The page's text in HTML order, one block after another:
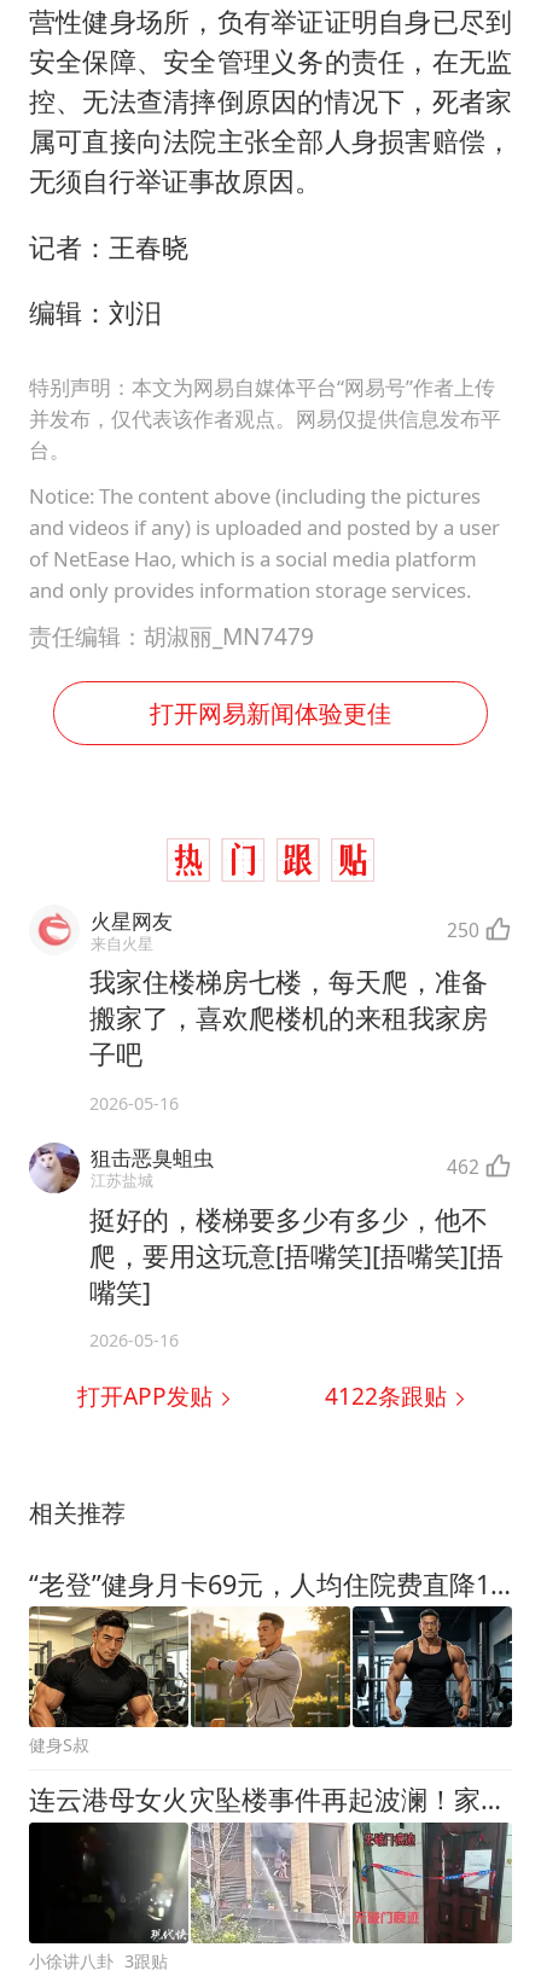
营性健身场所，负有举证证明自身已尽到
安全保障、安全管理义务的责任，在无监
控、无法查清摔倒原因的情况下，死者家
属可直接向法院主张全部人身损害赔偿，
无须自行举证事故原因。
记者：王春晓
编辑：刘汨
特别声明：本文为网易自媒体平台“网易号”作者上传
并发布，仅代表该作者观点。网易仅提供信息发布平
台。
Notice: The content above (including the pictures
and videos if any) is uploaded and posted by a user
of NetEase Hao, which is a social media platform
and only provides information storage services.
责任编辑：胡淑丽_MN7479
打开网易新闻体验更佳
火星网友
来自火星 250
我家住楼梯房七楼，每天爬，准备
搬家了，喜欢爬楼机的来租我家房
子吧
2026-05-16
狙击恶臭蛆虫
江苏盐城 462
挺好的，楼梯要多少有多少，他不
爬，要用这玩意[捂嘴笑][捂嘴笑][捂
嘴笑]
2026-05-16
打开APP发贴 4122条跟贴
相关推荐
“老登”健身月卡69元，人均住院费直降1789元！8000亿银发健身风口来了
健身S叔
连云港母女火灾坠楼事件再起波澜！家属全网寻目击者，称现场无破门痕迹
小徐讲八卦 3跟贴